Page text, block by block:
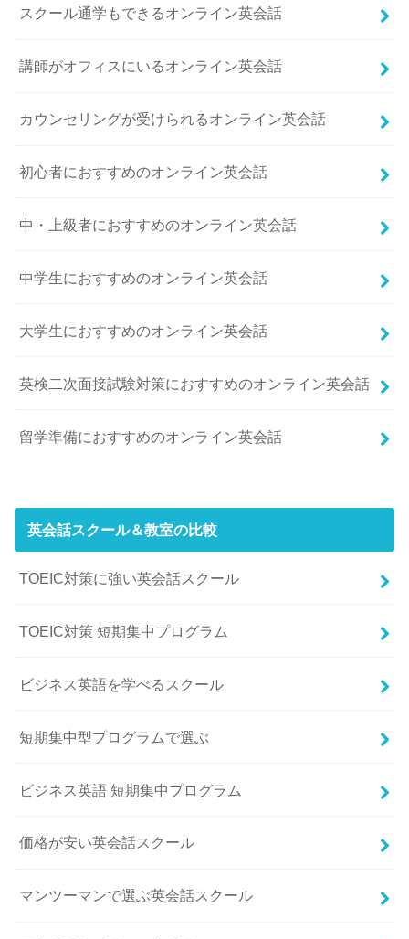
スクール通学もできるオンライン英会話
講師がオフィスにいるオンライン英会話
カウンセリングが受けられるオンライン英会話
初心者におすすめのオンライン英会話
中・上級者におすすめのオンライン英会話
中学生におすすめのオンライン英会話
大学生におすすめのオンライン英会話
英検二次面接試験対策におすすめのオンライン英会話
留学準備におすすめのオンライン英会話
英会話スクール＆教室の比較
TOEIC対策に強い英会話スクール
TOEIC対策 短期集中プログラム
ビジネス英語を学べるスクール
短期集中型プログラムで選ぶ
ビジネス英語 短期集中プログラム
価格が安い英会話スクール
マンツーマンで選ぶ英会話スクール